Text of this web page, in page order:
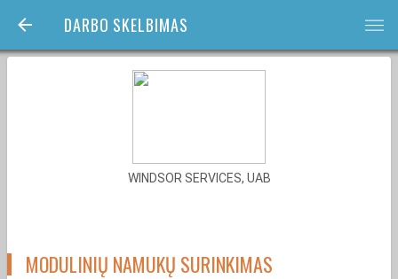
DARBO SKELBIMAS bars
WINDSOR SERVICES, UAB
MODULINIŲ NAMUKŲ SURINKIMAS